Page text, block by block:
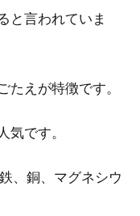
ントは？
と言われていま
たえが特徴です。
です。
、銅、マグネシウ